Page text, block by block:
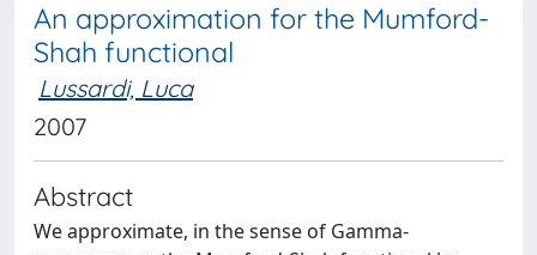
An approximation for the Mumford-
Shah functional
Lussardi, Luca
2007
Abstract
We approximate, in the sense of Gamma-